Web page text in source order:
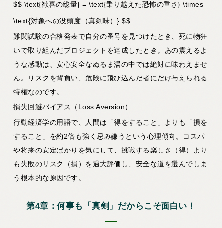
$$ \text{歓喜の総量} = \text{乗り越えた恐怖の重さ} \times
\text{対象への没頭度（真剣味）} $$
難関試験の合格発表で自分の番号を見つけたとき、死に物狂
いで取り組んだプロジェクトを達成したとき。あの震えるよ
うな感動は、安心安全なぬるま湯の中では絶対に味わえませ
ん。リスクを背負い、危険に飛び込んだ者にだけ与えられる
特権なのです。
損失回避バイアス（Loss Aversion）
行動経済学の用語で、人間は「得をすること」よりも「損を
すること」を約2倍も強く忌み嫌うという心理傾向。コスパ
や将来の安定ばかりを気にして、挑戦する楽しさ（得）より
も失敗のリスク（損）を過大評価し、安全な道を選んでしま
う根本的な原因です。
第4章：何事も「真剣」だからこそ面白い！